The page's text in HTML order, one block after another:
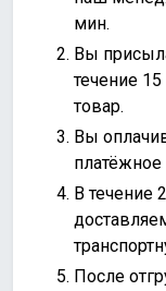
мин.
Вы
течение
товар.
Вы
платёжное
В течение
После